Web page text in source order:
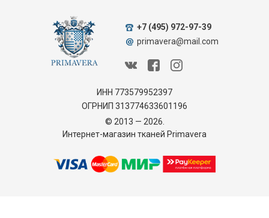
ИНН 773579952397
ОГРНИП 313774633601196
© 2013 — 2026.
Интернет-магазин тканей Primavera
+7 (495) 972-97-39
primavera@mail.com